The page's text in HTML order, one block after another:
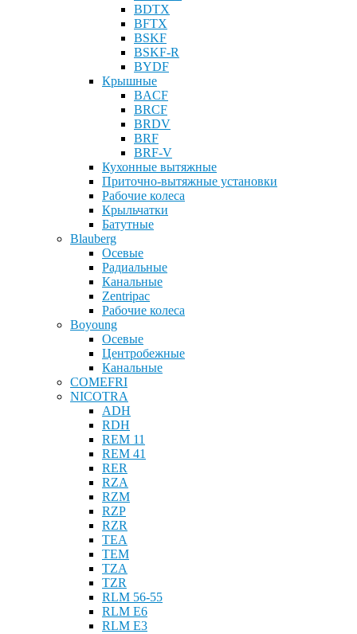
BDTX
BFTX
BSKF
BSKF-R
BYDF
Крышные
BACF
BRCF
BRDV
BRF
BRF-V
Кухонные вытяжные
Приточно-вытяжные установки
Рабочие колеса
Крыльчатки
Батутные
Blauberg
Осевые
Радиальные
Канальные
Zentripac
Рабочие колеса
Boyoung
Осевые
Центробежные
Канальные
COMEFRI
NICOTRA
ADH
RDH
REM 11
REM 41
RER
RZA
RZM
RZP
RZR
TEA
TEM
TZA
TZR
RLM 56-55
RLM E6
RLM E3